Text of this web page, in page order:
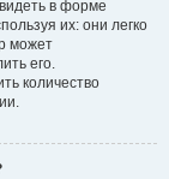
в форме
их: они легко
может
его.
количество